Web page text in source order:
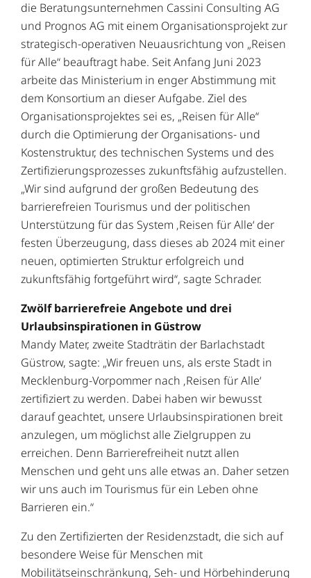
die Beratungsunternehmen Cassini Consulting AG
und Prognos AG mit einem Organisationsprojekt zur
strategisch-operativen Neuausrichtung von „Reisen
für Alle“ beauftragt habe. Seit Anfang Juni 2023
arbeite das Ministerium in enger Abstimmung mit
dem Konsortium an dieser Aufgabe. Ziel des
Organisationsprojektes sei es, „Reisen für Alle“
durch die Optimierung der Organisations- und
Kostenstruktur, des technischen Systems und des
Zertifizierungsprozesses zukunftsfähig aufzustellen.
„Wir sind aufgrund der großen Bedeutung des
barrierefreien Tourismus und der politischen
Unterstützung für das System ‚Reisen für Alle‘ der
festen Überzeugung, dass dieses ab 2024 mit einer
neuen, optimierten Struktur erfolgreich und
zukunftsfähig fortgeführt wird“, sagte Schrader.
Zwölf barrierefreie Angebote und drei
Urlaubsinspirationen in Güstrow
Mandy Mater, zweite Stadträtin der Barlachstadt
Güstrow, sagte: „Wir freuen uns, als erste Stadt in
Mecklenburg-Vorpommer nach ‚Reisen für Alle‘
zertifiziert zu werden. Dabei haben wir bewusst
darauf geachtet, unsere Urlaubsinspirationen breit
anzulegen, um möglichst alle Zielgruppen zu
erreichen. Denn Barrierefreiheit nutzt allen
Menschen und geht uns alle etwas an. Daher setzen
wir uns auch im Tourismus für ein Leben ohne
Barrieren ein.“
Zu den Zertifizierten der Residenzstadt, die sich auf
besondere Weise für Menschen mit
Mobilitätseinschränkung, Seh- und Hörbehinderung